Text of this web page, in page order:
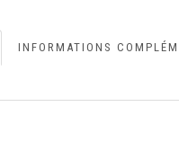
INFORMATIONS